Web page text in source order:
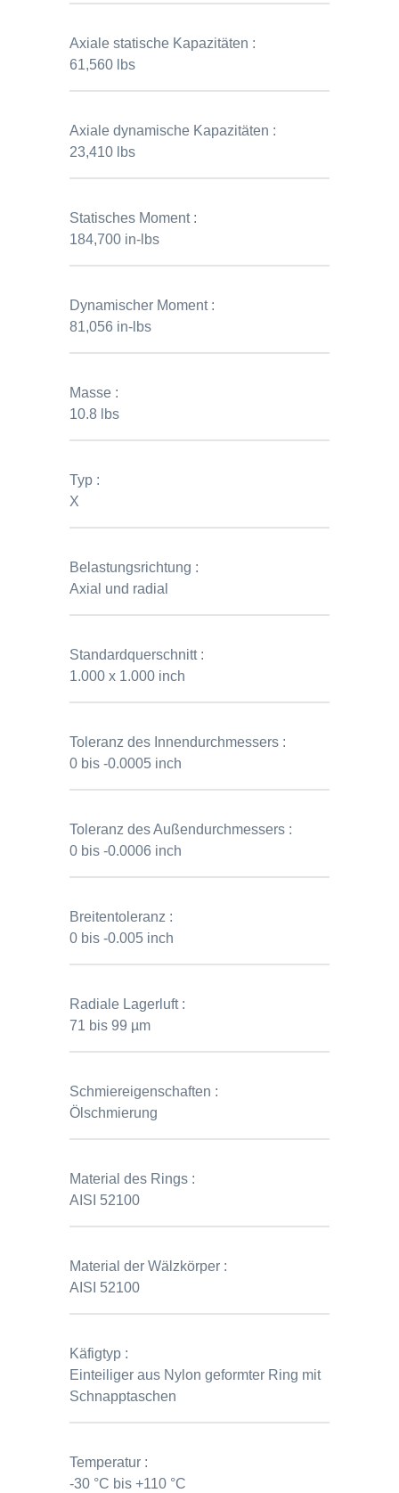
Axiale statische Kapazitäten :
61,560 lbs
Axiale dynamische Kapazitäten :
23,410 lbs
Statisches Moment :
184,700 in-lbs
Dynamischer Moment :
81,056 in-lbs
Masse :
10.8 lbs
Typ :
X
Belastungsrichtung :
Axial und radial
Standardquerschnitt :
1.000 x 1.000 inch
Toleranz des Innendurchmessers :
0 bis -0.0005 inch
Toleranz des Außendurchmessers :
0 bis -0.0006 inch
Breitentoleranz :
0 bis -0.005 inch
Radiale Lagerluft :
71 bis 99 µm
Schmiereigenschaften :
Ölschmierung
Material des Rings :
AISI 52100
Material der Wälzkörper :
AISI 52100
Käfigtyp :
Einteiliger aus Nylon geformter Ring mit
Schnapptaschen
Temperatur :
-30 °C bis +110 °C